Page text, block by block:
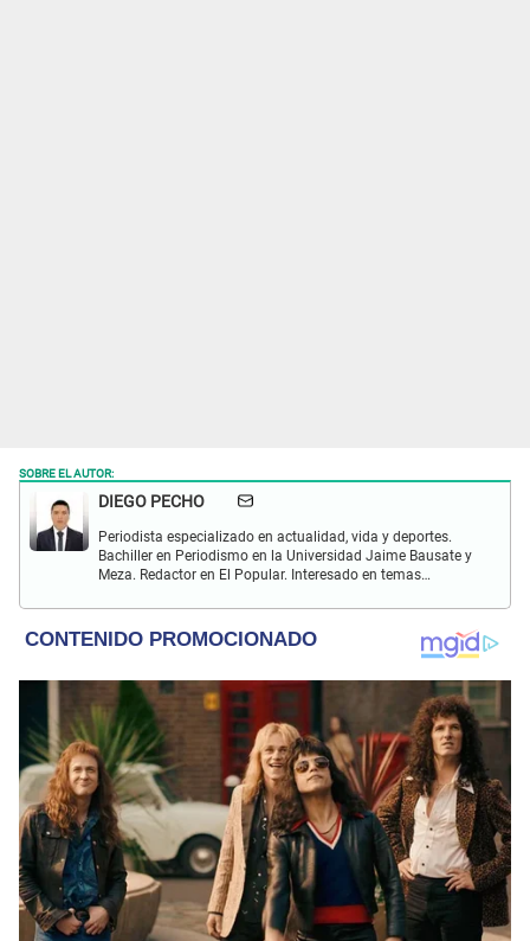
SOBRE EL AUTOR:
DIEGO PECHO
Periodista especializado en actualidad, vida y deportes.
Bachiller en Periodismo en la Universidad Jaime Bausate y
Meza. Redactor en El Popular. Interesado en temas
internacional, trucos caseros y educación.